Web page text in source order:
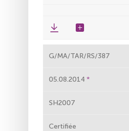
G/MA/TAR/RS/387
05.08.2014
SH2007
Certifiée